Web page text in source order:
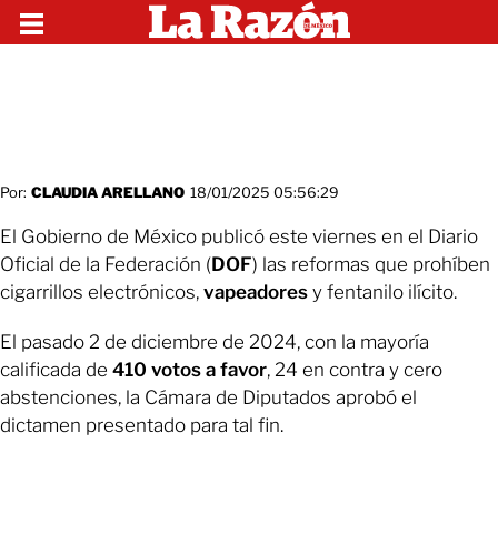
Por: CLAUDIA ARELLANO 18/01/2025 05:56:29
El Gobierno de México publicó este viernes en el Diario
Oficial de la Federación (DOF) las reformas que prohíben
cigarrillos electrónicos, vapeadores y fentanilo ilícito.
El pasado 2 de diciembre de 2024, con la mayoría
calificada de 410 votos a favor, 24 en contra y cero
abstenciones, la Cámara de Diputados aprobó el
dictamen presentado para tal fin.